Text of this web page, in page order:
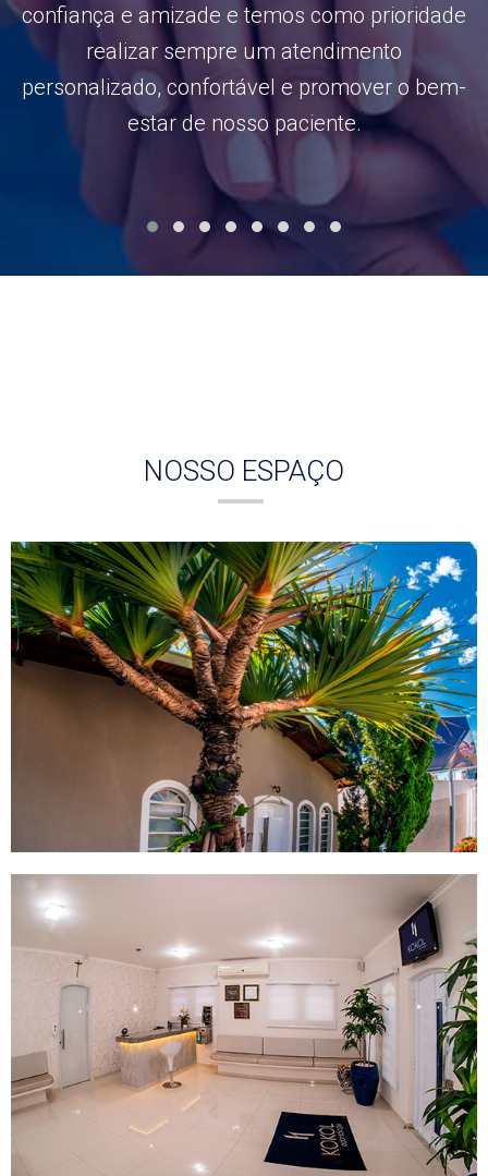
confiança e amizade e temos como prioridade
realizar sempre um atendimento
personalizado, confortável e promover o bem-
estar de nosso paciente.
NOSSO ESPAÇO